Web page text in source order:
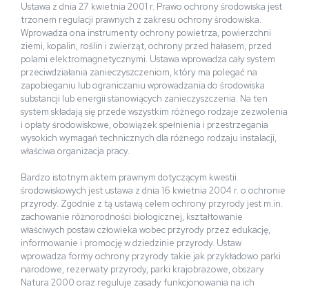
Ustawa z dnia 27 kwietnia 2001 r. Prawo ochrony środowiska jest
trzonem regulacji prawnych z zakresu ochrony środowiska.
Wprowadza ona instrumenty ochrony powietrza, powierzchni
ziemi, kopalin, roślin i zwierząt, ochrony przed hałasem, przed
polami elektromagnetycznymi. Ustawa wprowadza cały system
przeciwdziałania zanieczyszczeniom, który ma polegać na
zapobieganiu lub ograniczaniu wprowadzania do środowiska
substancji lub energii stanowiących zanieczyszczenia. Na ten
system składają się przede wszystkim różnego rodzaje zezwolenia
i opłaty środowiskowe, obowiązek spełnienia i przestrzegania
wysokich wymagań technicznych dla różnego rodzaju instalacji,
właściwa organizacja pracy.
Bardzo istotnym aktem prawnym dotyczącym kwestii
środowiskowych jest ustawa z dnia 16 kwietnia 2004 r. o ochronie
przyrody. Zgodnie z tą ustawą celem ochrony przyrody jest m.in.
zachowanie różnorodności biologicznej, kształtowanie
właściwych postaw człowieka wobec przyrody przez edukację,
informowanie i promocję w dziedzinie przyrody. Ustaw
wprowadza formy ochrony przyrody takie jak przykładowo parki
narodowe, rezerwaty przyrody, parki krajobrazowe, obszary
Natura 2000 oraz reguluje zasady funkcjonowania na ich